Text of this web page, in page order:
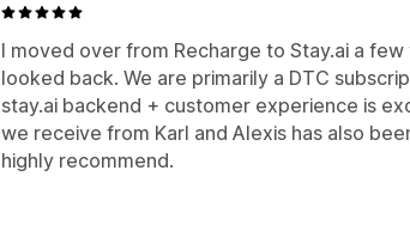
I moved over from Recharge to Stay.ai a
looked back. We are primarily a DTC
stay.ai backend + customer experience is
we receive from Karl and Alexis has also
highly recommend.